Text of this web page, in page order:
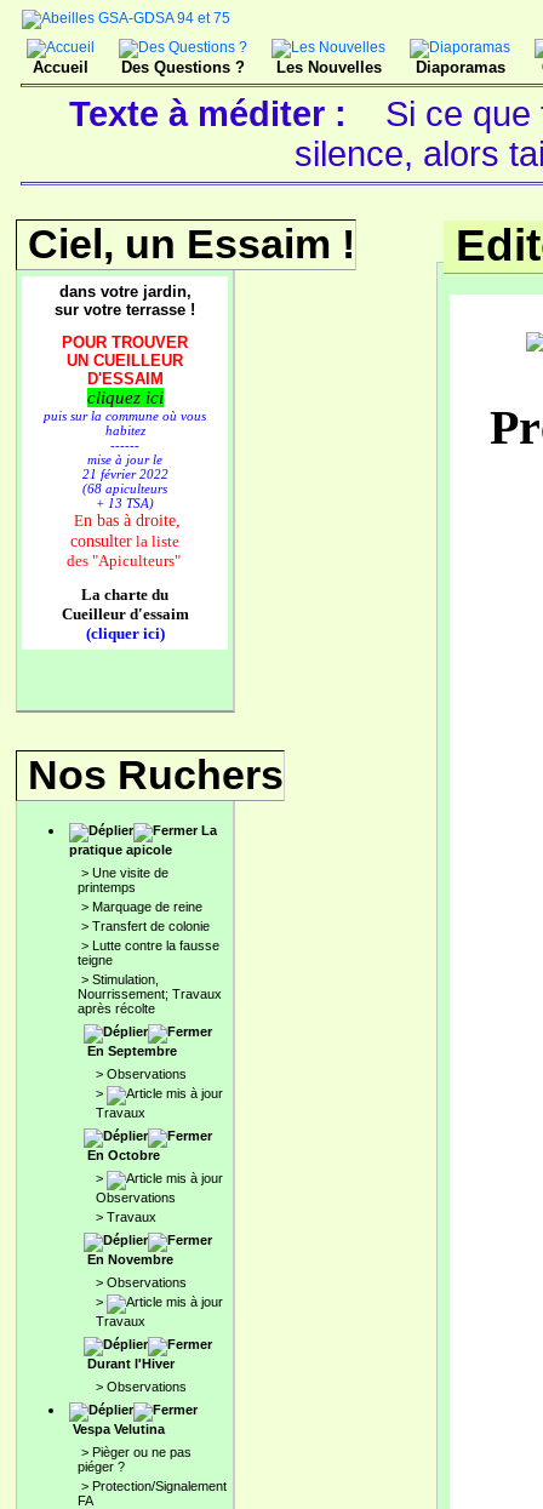
Accueil Des Questions ? Les Nouvelles Diaporamas
Texte à méditer :
Si ce que
silence, alors
Ciel, un Essaim !
dans votre jardin,
sur votre terrasse !
POUR TROUVER
UN CUEILLEUR
D'ESSAIM
cliquez ici
puis sur la commune où vous
habitez
------
mise à jour le
21 février 2022
(68 apiculteurs
+ 13 TSA)
En bas à droite,
consulter la liste
des "Apiculteurs"
La charte du
Cueilleur d'essaim
(cliquer ici)
Nos Ruchers
La
pratique apicole
> Une visite de
printemps
> Marquage de reine
> Transfert de colonie
> Lutte contre la fausse
teigne
> Stimulation,
Nourrissement; Travaux
après récolte
En Septembre
> Observations
>
Travaux
En Octobre
>
Observations
> Travaux
En Novembre
> Observations
>
Travaux
Durant l'Hiver
> Observations
Vespa Velutina
> Pièger ou ne pas
piéger ?
> Protection/Signalement
FA